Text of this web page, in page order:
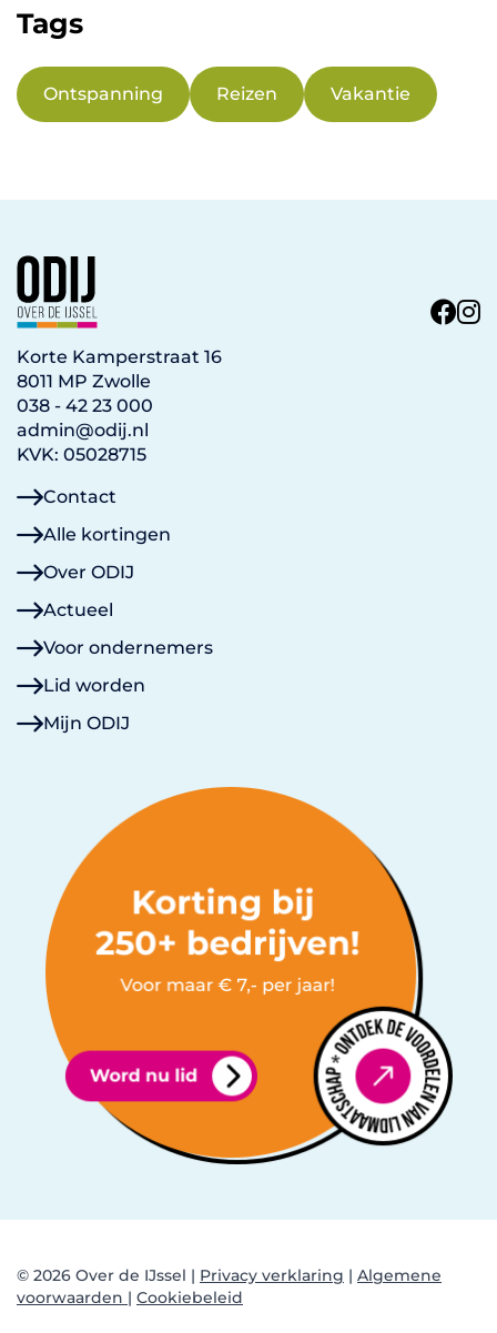
Tags
Ontspanning Reizen Vakantie
Korte Kamperstraat 16
8011 MP Zwolle
038 - 42 23 000
admin@odij.nl
KVK: 05028715
Contact
Alle kortingen
Over ODIJ
Actueel
Voor ondernemers
Lid worden
Mijn ODIJ
© 2026 Over de IJssel | Privacy verklaring | Algemene
voorwaarden | Cookiebeleid